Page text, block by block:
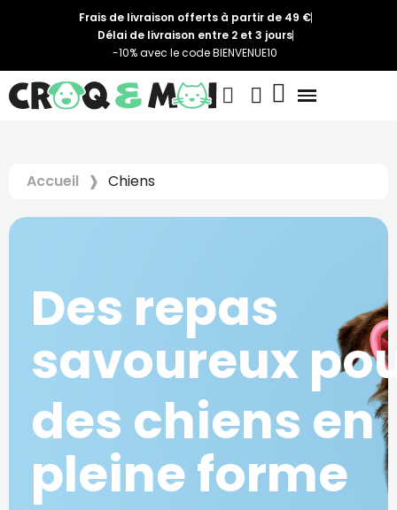
Frais de livraison offerts à partir de 49 €
Délai de livraison entre 2 et 3 jours
-10% avec le code BIENVENUE10
Accueil Chiens
Des repas
savoureux
des chiens en
pleine forme